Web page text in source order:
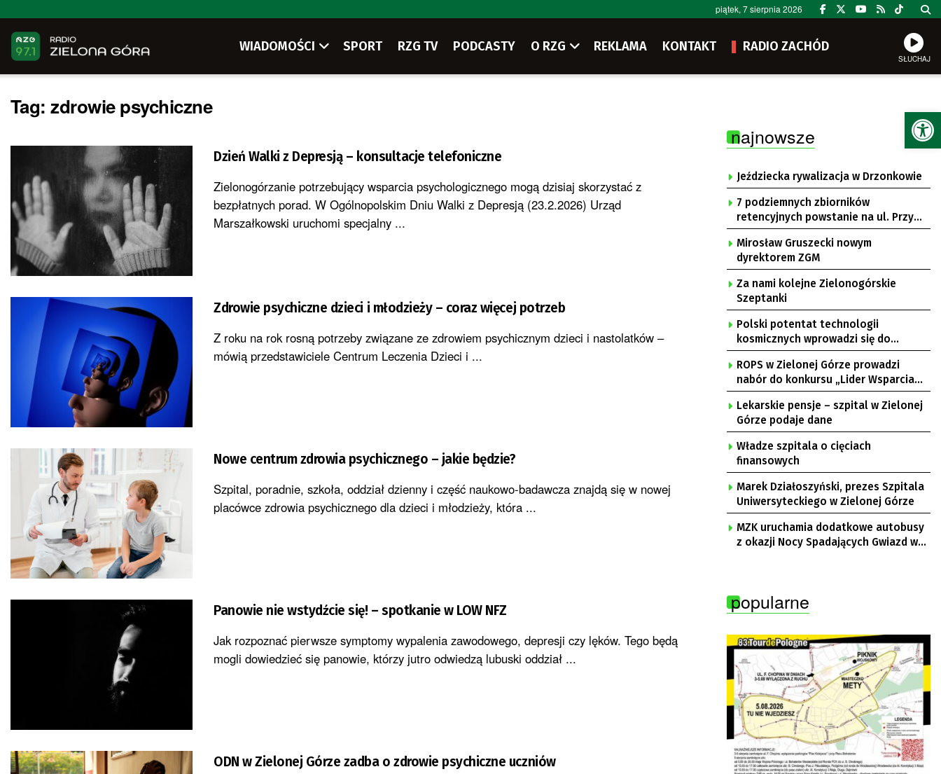
piątek, 7 sierpnia 2026
WIADOMOŚCI SPORT RZG TV PODCASTY O RZG REKLAMA KONTAKT RADIO ZACHÓD
SŁUCHAJ
Tag:zdrowie psychiczne
Dzień Walki z Depresją – konsultacje telefoniczne
Zielonogórzanie potrzebujący wsparcia psychologicznego mogą dzisiaj skorzystać z
bezpłatnych porad. W Ogólnopolskim Dniu Walki z Depresją (23.2.2026) Urząd
Marszałkowski uruchomi specjalny ...
Zdrowie psychiczne dzieci i młodzieży – coraz więcej potrzeb
Z roku na rok rosną potrzeby związane ze zdrowiem psychicznym dzieci i nastolatków –
mówią przedstawiciele Centrum Leczenia Dzieci i ...
Nowe centrum zdrowia psychicznego – jakie będzie?
Szpital, poradnie, szkoła, oddział dzienny i część naukowo-badawcza znajdą się w nowej
placówce zdrowia psychicznego dla dzieci i młodzieży, która ...
Panowie nie wstydźcie się! – spotkanie w LOW NFZ
Jak rozpoznać pierwsze symptomy wypalenia zawodowego, depresji czy lęków. Tego będą
mogli dowiedzieć się panowie, którzy jutro odwiedzą lubuski oddział ...
ODN w Zielonej Górze zadba o zdrowie psychiczne uczniów
najnowsze
Jeździecka rywalizacja w Drzonkowie
7 podziemnych zbiorników
retencyjnych powstanie na ul. Przy
Gazowni
Mirosław Gruszecki nowym
dyrektorem ZGM
Za nami kolejne Zielonogórskie
Szeptanki
Polski potentat technologii
kosmicznych wprowadzi się do
Zielonej Góry
ROPS w Zielonej Górze prowadzi
nabór do konkursu „Lider Wsparcia
Seniora”
Lekarskie pensje – szpital w Zielonej
Górze podaje dane
Władze szpitala o cięciach
finansowych
Marek Działoszyński, prezes Szpitala
Uniwersyteckiego w Zielonej Górze
MZK uruchamia dodatkowe autobusy
z okazji Nocy Spadających Gwiazd w
popularne